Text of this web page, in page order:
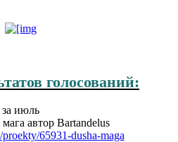
голосований:
за июль
автор Bartandelus
65931-dusha-maga